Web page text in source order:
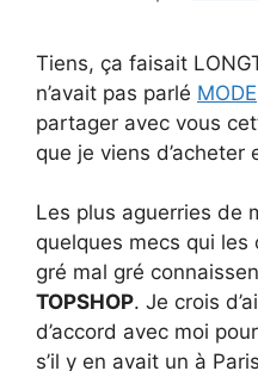
Tiens, ça faisait
n’avait pas parlé MODE
partager avec vous
que je viens
Les plus aguerries de
quelques mecs qui
gré mal gré
TOPSHOP. Je crois
d’accord avec moi
s’il y en avait un à